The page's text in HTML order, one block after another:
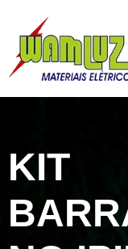
KIT